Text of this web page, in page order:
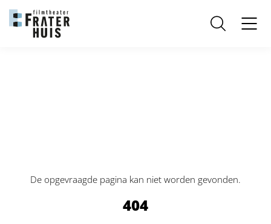
De opgevraagde pagina kan niet worden gevonden.
404